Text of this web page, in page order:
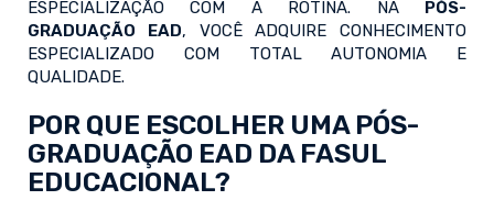
ESPECIALIZAÇÃO COM A ROTINA. NA PÓS-
GRADUAÇÃO EAD, VOCÊ ADQUIRE CONHECIMENTO
ESPECIALIZADO COM TOTAL AUTONOMIA E
QUALIDADE.
POR QUE ESCOLHER UMA PÓS-
GRADUAÇÃO EAD DA FASUL
EDUCACIONAL?